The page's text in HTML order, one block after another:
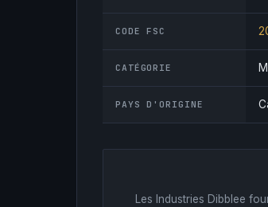
CODE FSC
CATÉGORIE
PAYS D'ORIGINE
Les Industries Dibblee